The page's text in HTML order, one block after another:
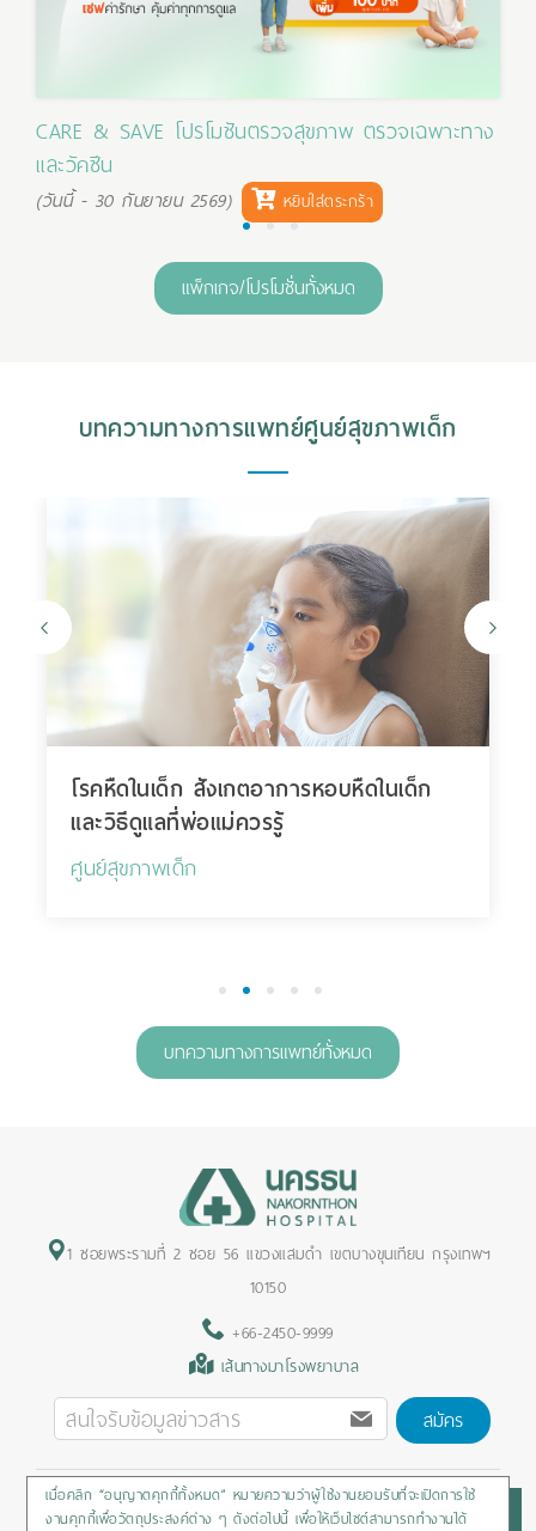
CARE & SAVE โปรโมชันตรวจสุขภาพ ตรวจเฉพาะทาง
และวัคซีน
(วันนี้ - 30 กันยายน 2569) หยิบใส่ตระกร้า
1
แพ็กเกจ/โปรโมชั่นทั้งหมด
บทความทางการแพทย์ศูนย์สุขภาพเด็ก
โรคหืดในเด็ก สังเกตอาการหอบหืดในเด็ก
และวิธีดูแลที่พ่อแม่ควรรู้
ศูนย์สุขภาพเด็ก
1 2 3 4 5
บทความทางการแพทย์ทั้งหมด
1 ซอยพระรามที่ 2 ซอย 56 แขวงแสมดำ เขตบางขุนเทียน กรุงเทพฯ
10150
+66-2450-9999
เส้นทางมาโรงพยาบาล
สมัคร
Privacy Policy/Cookies Policy/Sitemap/สิทธิผู้ป่วย
เมื่อคลิก “อนุญาตคุกกี้ทั้งหมด” หมายความว่าผู้ใช้งานยอมรับที่จะเปิดการใช้
งานคุกกี้เพื่อวัตถุประสงค์ต่าง ๆ ดังต่อไปนี้ เพื่อให้เว็บไซต์สามารถทำงานได้